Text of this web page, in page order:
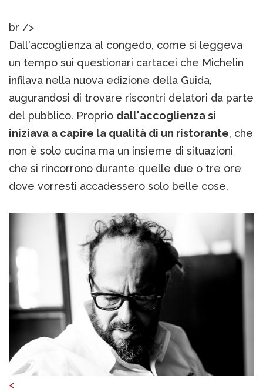
br />
Dall'accoglienza al congedo, come si leggeva
un tempo sui questionari cartacei che Michelin
infilava nella nuova edizione della Guida,
augurandosi di trovare riscontri delatori da parte
del pubblico. Proprio dall'accoglienza si
iniziava a capire la qualità di un ristorante, che
non è solo cucina ma un insieme di situazioni
che si rincorrono durante quelle due o tre ore
dove vorresti accadessero solo belle cose.
<